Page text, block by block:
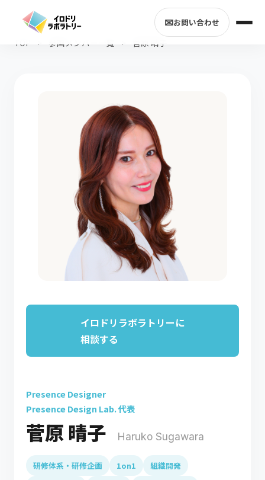
✉お問い合わせ
TOP > 参画メンバー一覧 > 菅原 晴子
イロドリラボラトリーに
相談する
Presence Designer
Presence Design Lab. 代表
菅原 晴子 Haruko Sugawara
研修体系・研修企画 1on1
組織開発